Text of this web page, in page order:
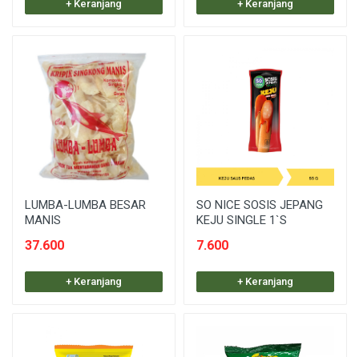
+ Keranjang + Keranjang
LUMBA-LUMBA BESAR
MANIS
37.600
+ Keranjang
SO NICE SOSIS JEPANG
KEJU SINGLE 1`S
7.600
+ Keranjang